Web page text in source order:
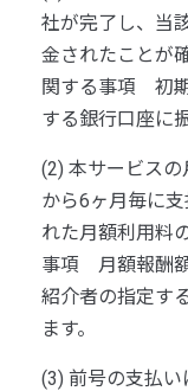
社が完了し、当
金されたことが
関する事項 初
する銀行口座に
(2) 本サービス
から6ヶ月毎に
れた月額利用料
事項 月額報酬
紹介者の指定す
ます。
(3) 前号の支払